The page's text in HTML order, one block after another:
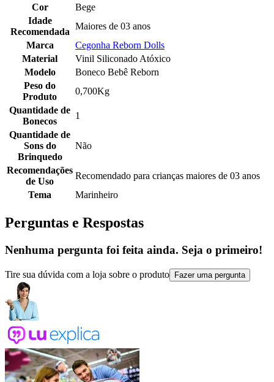
Cor
Bege
Idade
Recomendada
Maiores de 03 anos
Marca
Cegonha Reborn Dolls
Material
Vinil Siliconado Atóxico
Modelo
Boneco Bebê Reborn
Peso do
Produto
0,700Kg
Quantidade de
Bonecos
1
Quantidade de
Sons do
Brinquedo
Não
Recomendações
de Uso
Recomendado para crianças maiores de 03 anos
Tema
Marinheiro
Perguntas e Respostas
Nenhuma pergunta foi feita ainda. Seja o primeiro!
Tire sua dúvida com a loja sobre o produto Fazer uma pergunta